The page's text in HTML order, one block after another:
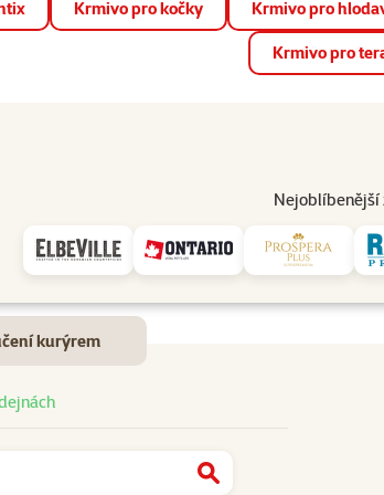
📱 Stáhněte si novou aplikaci
Krmivo pro kočky Krmivo pro
Krmivo pro
Nejoblíbenější
Prodejny
Dostupnost a
kurýrem
Najít